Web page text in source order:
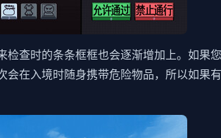
查时的条条框框也会逐渐增加上。如果
在入境时随身携带危险物品，所以如果